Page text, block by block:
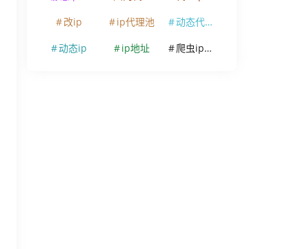
改ip
ip代理池
动态代理ip
动态ip
ip地址 爬虫ip代理